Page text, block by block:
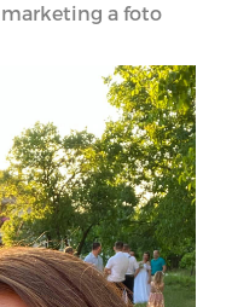
a foto